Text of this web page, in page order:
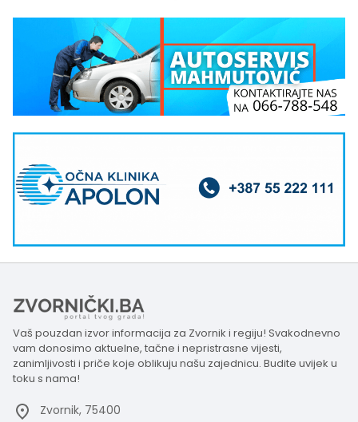
Vaš pouzdan izvor informacija za Zvornik i regiju! Svakodnevno
vam donosimo aktuelne, tačne i nepristrasne vijesti,
zanimljivosti i priče koje oblikuju našu zajednicu. Budite uvijek u
toku s nama!
Zvornik, 75400